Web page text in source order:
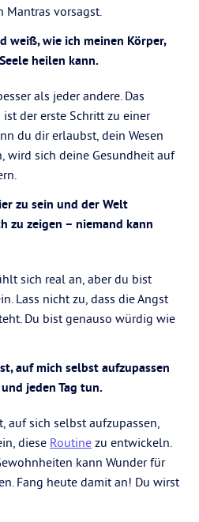
Mantras vorsagst.
weiß, wie ich meinen Körper,
heilen kann.
als jeder andere. Das
der erste Schritt zu einer
du dir erlaubst, dein Wesen
wird sich deine Gesundheit auf
zu sein und der Welt
zu zeigen – niemand kann
sich real an, aber du bist
Lass nicht zu, dass die Angst
Du bist genauso würdig wie
auf mich selbst aufzupassen
jeden Tag tun.
auf sich selbst aufzupassen,
diese Routine zu entwickeln.
kann Wunder für
Fang heute damit an! Du wirst